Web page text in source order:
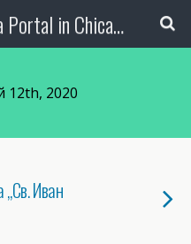
The Bulgarian Media Portal in Chicago
12th, 2020
Иван